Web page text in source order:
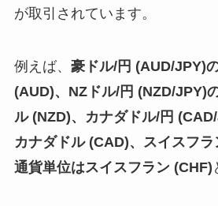
が取引されています。
例えば、 豪ドル/円 (AUD/JPY)
(AUD)、NZドル/円 (NZD/JPY)
ル (NZD)、カナダドル/円
カナダドル (CAD)、スイスフ
通貨単位はスイスフラン (CHF)